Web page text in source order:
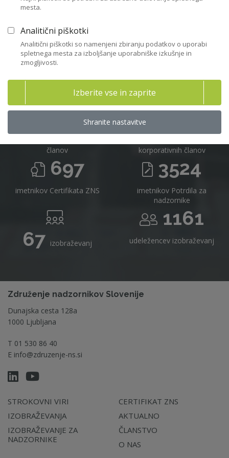
716
članov
16
korporativnih članov
697
imetnikov Certifikata ZNS
3524
imetnikov Potrdila za
nadzornike
67 izobraževanj
1161
udeležencev izobraževanj
Združenje nadzornikov Slovenije
Dunajska cesta 128a
1000 Ljubljana
T 01 530 86 40
E info@zdruzenje-ns.si
STROKOVNI VIRI
IZOBRAŽEVANJA
IZOBRAŽEVANJE ZA
NADZORNIKE
CERTIFIKAT ZNS
AKTUALNO
ČLANSTVO
O NAS
mesta.
Analitični piškotki
Analitični piškotki so namenjeni zbiranju podatkov o uporabi
spletnega mesta za izboljšanje uporabniške izkušnje in
zmogljivosti.
Izberite vse in zaprite
Shranite nastavitve